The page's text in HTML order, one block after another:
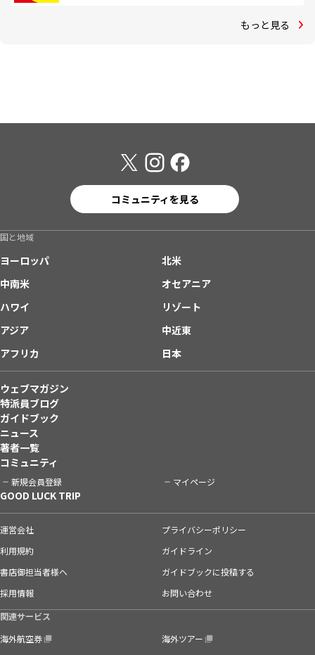
もっと見る
コミュニティを見る
国と地域
ヨーロッパ
北米
中南米
オセアニア
ハワイ
リゾート
アジア
中近東
アフリカ
日本
ウェブマガジン
特派員ブログ
ガイドブック
ニュース
著者一覧
コミュニティ
新規会員登録 マイページ
GOOD LUCK TRIP
運営会社
プライバシーポリシー
利用規約
ガイドライン
書店御担当者様へ
ガイドブックに投稿する
採用情報
お問い合わせ
関連サービス
海外航空券
海外ツアー